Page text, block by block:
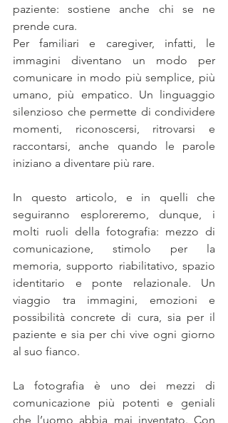
paziente: sostiene anche chi se ne
prende cura.
Per familiari e caregiver, infatti, le
immagini diventano un modo per
comunicare in modo più semplice, più
umano, più empatico. Un linguaggio
silenzioso che permette di condividere
momenti, riconoscersi, ritrovarsi e
raccontarsi, anche quando le parole
iniziano a diventare più rare.
In questo articolo, e in quelli che
seguiranno esploreremo, dunque, i
molti ruoli della fotografia: mezzo di
comunicazione, stimolo per la
memoria, supporto riabilitativo, spazio
identitario e ponte relazionale. Un
viaggio tra immagini, emozioni e
possibilità concrete di cura, sia per il
paziente e sia per chi vive ogni giorno
al suo fianco.
La fotografia è uno dei mezzi di
comunicazione più potenti e geniali
che l’uomo abbia mai inventato. Con